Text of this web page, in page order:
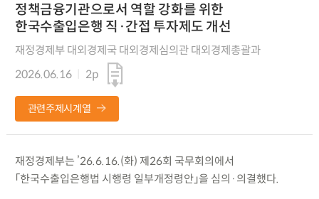
정책금융기관으로서 역할 강화를 위한
한국수출입은행 직·간접 투자제도 개선
재정경제부 대외경제국 대외경제심의관 대외경제총괄과
2026.06.16
2p
관련주제시계열
재정경제부는 ’26.6.16.(화) 제26회 국무회의에서
「한국수출입은행법 시행령 일부개정령안」을 심의·의결했다.